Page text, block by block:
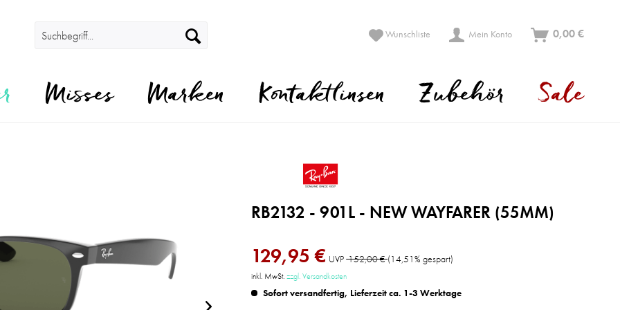
Wunschliste Mein Konto 0,00 €
Misses Marken Kontaktlinsen Zubehör Sale
RB2132 - 901L - NEW WAYFARER (55MM)
129,95 € UVP152,00 €(14,51% gespart)
inkl. MwSt.zzgl. Versandkosten
Sofort versandfertig, Lieferzeit ca. 1-3 Werktage